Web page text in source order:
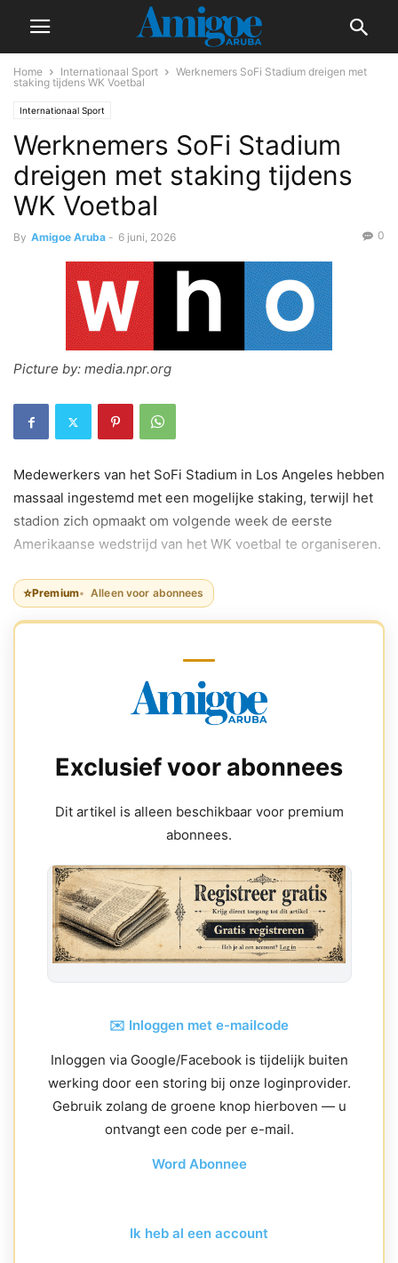
Home Internationaal Sport
Werknemers SoFi Stadium dreigen met
staking tijdens WK Voetbal
Internationaal Sport
Werknemers SoFi Stadium
dreigen met staking tijdens
WK Voetbal
By Amigoe Aruba - 6 juni, 2026 0
Picture by: media.npr.org
Medewerkers van het SoFi Stadium in Los Angeles hebben
massaal ingestemd met een mogelijke staking, terwijl het
stadion zich opmaakt om volgende week de eerste
Amerikaanse wedstrijd van het WK voetbal te organiseren.
⭐Premium Alleen voor abonnees
Exclusief voor abonnees
Dit artikel is alleen beschikbaar voor premium
abonnees.
✉️ Inloggen met e-mailcode
Inloggen via Google/Facebook is tijdelijk buiten
werking door een storing bij onze loginprovider.
Gebruik zolang de groene knop hierboven — u
ontvangt een code per e-mail.
Word Abonnee
Ik heb al een account